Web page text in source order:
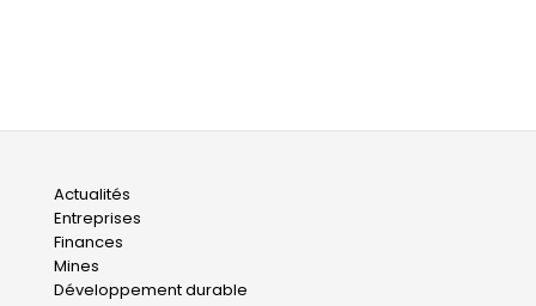
Main
navigation
Actualités
Entreprises
Finances
Mines
Développement durable